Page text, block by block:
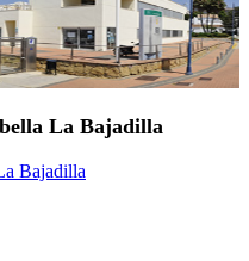
La Bajadilla
Bajadilla